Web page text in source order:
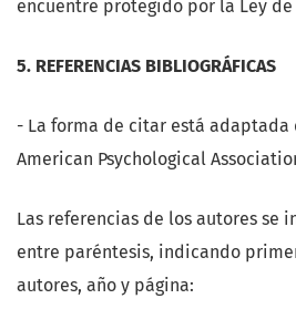
encuentre protegido por la Ley de
5. REFERENCIAS BIBLIOGRÁFICAS
- La forma de citar está
American Psychological
Las referencias de los autores se
entre paréntesis, indicando
autores, año y página: